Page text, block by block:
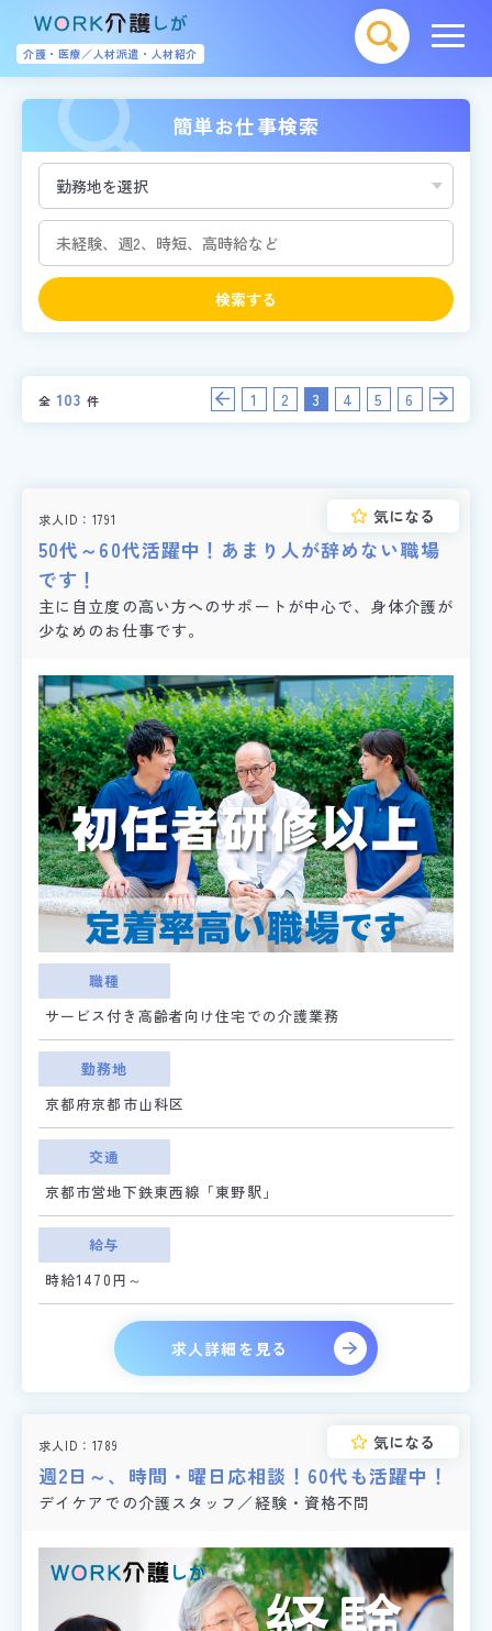
介護・医療／人材派遣・人材紹介
簡単お仕事検索
検索する
103 1 2 3 4 5 6
求人ID 1791
50代～60代活躍中！あまり人が辞めない職場
です！
主に自立度の高い方へのサポートが中心で、身体介護が
少なめのお仕事です。
気になる
職種
サービス付き高齢者向け住宅での介護業務
勤務地
京都府京都市山科区
交通
京都市営地下鉄東西線「東野駅」
給与
時給1470円～
求人詳細を見る
求人ID 1789
週2日～、時間・曜日応相談！60代も活躍中！
デイケアでの介護スタッフ／経験・資格不問
気になる